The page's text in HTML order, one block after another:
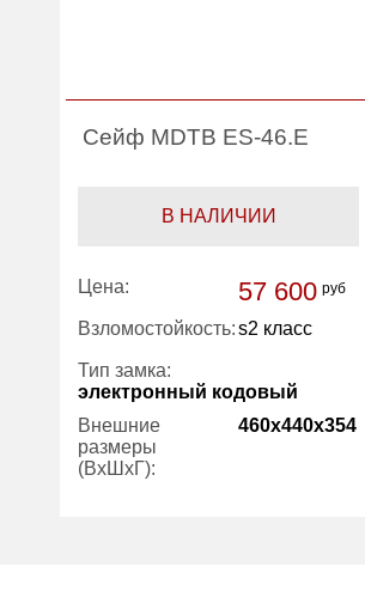
Сейф MDTB ES-46.Е
В НАЛИЧИИ
Цена: 57 600 руб
Взломостойкость:s2 класс
Тип замка:
электронный кодовый
Внешние
размеры
(ВхШхГ):
460x440x354